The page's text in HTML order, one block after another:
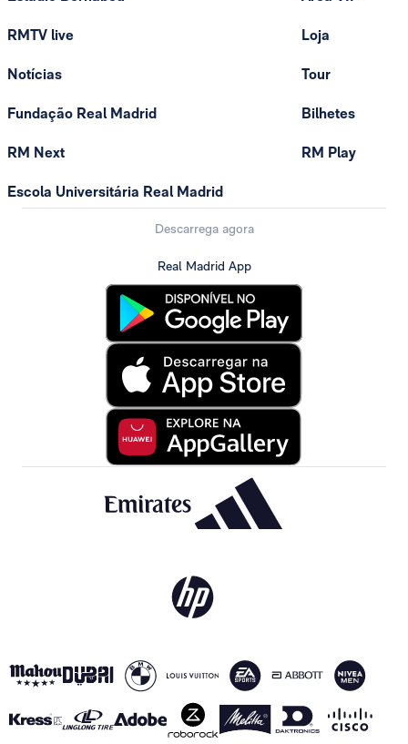
RMTV live
Notícias
Fundação Real Madrid
RM Next
Escola Universitária Real Madrid
Loja
Tour
Bilhetes
RM Play
Descarrega agora
Real Madrid App